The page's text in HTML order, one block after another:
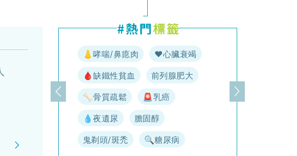
上一頁
👃哮喘/鼻瘜肉 ♥️心臟衰竭
🩸缺鐵性貧血 前列腺肥大
🦴骨質疏鬆 🚨乳癌
💧夜遺尿 膽固醇
鬼剃頭/斑禿 🔍糖尿病
下一頁